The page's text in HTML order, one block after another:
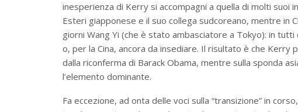
inesperienza di Kerry si accompagni a quella di molti suoi
Esteri giapponese e il suo collega sudcoreano, mentre in
giorni Wang Yi (che è stato ambasciatore a Tokyo): in
o, per la Cina, ancora da insediare. Il risultato è che
dalla riconferma di Barack Obama, mentre sulla sponda
l’elemento dominante.
Fa eccezione, ad onta delle voci sulla “transizione” in